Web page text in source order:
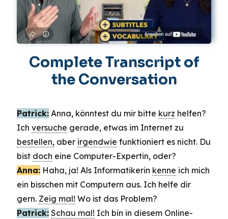
Complete Transcript of
the Conversation
Patrick: Anna, könntest du mir bitte kurz helfen?
Ich versuche gerade, etwas im Internet zu
bestellen, aber irgendwie funktioniert es nicht. Du
bist doch eine Computer-Expertin, oder?
Anna: Haha, ja! Als Informatikerin kenne ich mich
ein bisschen mit Computern aus. Ich helfe dir
gern. Zeig mal! Wo ist das Problem?
Patrick: Schau mal! Ich bin in diesem Online-